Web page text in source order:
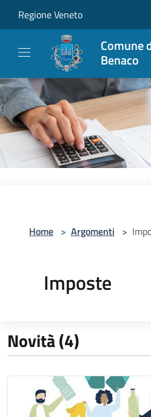
Regione Veneto
Comune
Benaco
Home > Argomenti >
Imposte
Novità (4)